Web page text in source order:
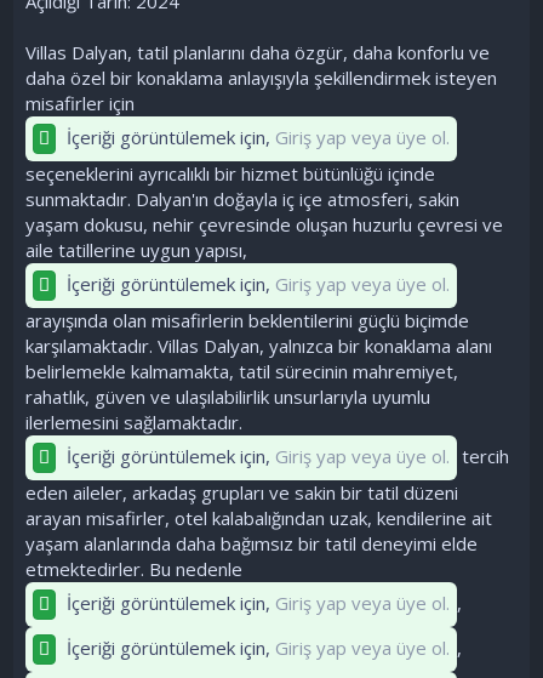
Villas Dalyan, tatil planlarını daha özgür, daha konforlu ve
daha özel bir konaklama anlayışıyla şekillendirmek isteyen
misafirler için
İçeriği görüntülemek için, Giriş yap veya üye ol.
seçeneklerini ayrıcalıklı bir hizmet bütünlüğü içinde
sunmaktadır. Dalyan'ın doğayla iç içe atmosferi, sakin
yaşam dokusu, nehir çevresinde oluşan huzurlu çevresi ve
aile tatillerine uygun yapısı,
İçeriği görüntülemek için, Giriş yap veya üye ol.
arayışında olan misafirlerin beklentilerini güçlü biçimde
karşılamaktadır. Villas Dalyan, yalnızca bir konaklama alanı
belirlemekle kalmamakta, tatil sürecinin mahremiyet,
rahatlık, güven ve ulaşılabilirlik unsurlarıyla uyumlu
ilerlemesini sağlamaktadır.
İçeriği görüntülemek için, Giriş yap veya üye ol. tercih
eden aileler, arkadaş grupları ve sakin bir tatil düzeni
arayan misafirler, otel kalabalığından uzak, kendilerine ait
yaşam alanlarında daha bağımsız bir tatil deneyimi elde
etmektedirler. Bu nedenle
İçeriği görüntülemek için, Giriş yap veya üye ol. ,
İçeriği görüntülemek için, Giriş yap veya üye ol. ,